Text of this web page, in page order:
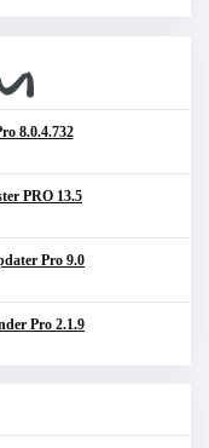
8.0.4.732
PRO 13.5
Pro 9.0
Pro 2.1.9